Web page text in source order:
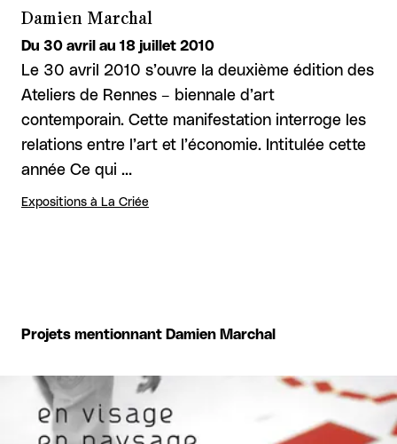
Damien Marchal
Du 30 avril au 18 juillet 2010
Le 30 avril 2010 s’ouvre la deuxième édition des
Ateliers de Rennes – biennale d’art
contemporain. Cette manifestation interroge les
relations entre l’art et l’économie. Intitulée cette
année Ce qui …
Expositions à La Criée
Projets mentionnant Damien Marchal